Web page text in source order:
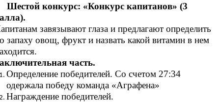
Шестой конкурс: «Конкурс капитанов» (3
завязывают глаза и предлагают определить
запаху овощ, фрукт и назвать какой витамин в нем
часть.
Определение победителей. Со счетом 27:34
одержала победу команда «Аграфена»
Награждение победителей.